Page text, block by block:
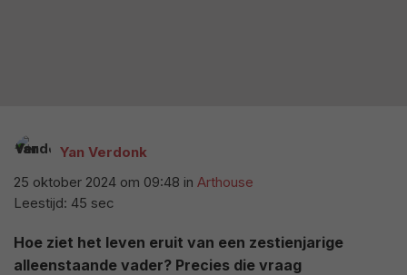
Yan Verdonk
25 oktober 2024 om 09:48 in Arthouse
Leestijd: 45 sec
Hoe ziet het leven eruit van een zestienjarige
alleenstaande vader? Precies die vraag